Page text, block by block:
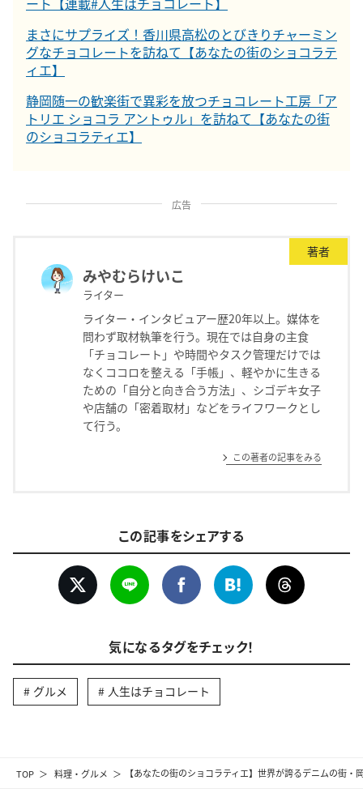
TOP 料理・グルメ 【あなたの街のショコラティエ】世界が誇るデニムの街
まさにサプライズ！香川県高松のとびきりチャーミン
グなチョコレートを訪ねて【あなたの街のショコラテ
ィエ】
静岡随一の歓楽街で異彩を放つチョコレート工房「ア
トリエ ショコラ アントゥル」を訪ねて【あなたの街
のショコラティエ】
広告
著者
みやむらけいこ
ライター
ライター・インタビュアー歴20年以上。媒体を
問わず取材執筆を行う。現在では自身の主食
「チョコレート」や時間やタスク管理だけでは
なくココロを整える「手帳」、軽やかに生きる
ための「自分と向き合う方法」、シゴデキ女子
や店舗の「密着取材」などをライフワークとし
て行う。
この著者の記事をみる
この記事をシェアする
気になるタグをチェック！
グルメ 人生はチョコレート